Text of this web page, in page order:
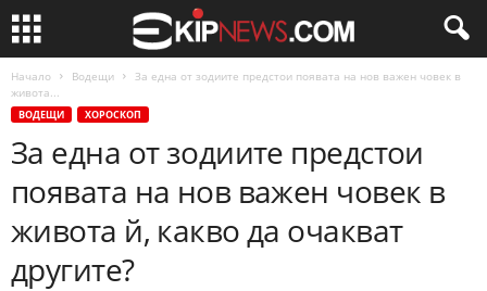
Начало Водещи
За една от зодиите предстои появата на нов важен човек в
живота...
ВОДЕЩИ ХОРОСКОП
За една от зодиите предстои
появата на нов важен човек в
живота й, какво да очакват
другите?